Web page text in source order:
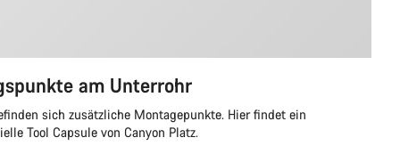
am Unterrohr
sich zusätzliche Montagepunkte. Hier findet ein
Tool Capsule von Canyon Platz.